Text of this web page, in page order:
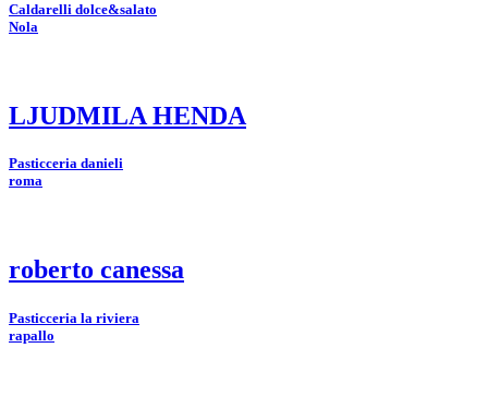
Caldarelli dolce&salato
Nola
LJUDMILA HENDA
Pasticceria danieli
roma
roberto canessa
Pasticceria la riviera
rapallo